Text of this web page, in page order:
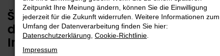
Škoda Octavia Jahreswagen –
das fast neue Auto für
Ingolstadt
Zeitpunkt Ihre Meinung ändern, können Sie die Einwilligung
jederzeit für die Zukunft widerrufen. Weitere Informationen zum
Umfang der Datenverarbeitung finden Sie hier:
Datenschutzerklärung Cookie-Richtlinie
Impressum